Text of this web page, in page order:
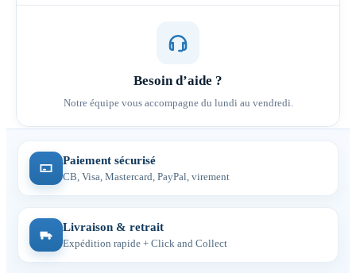
Besoin d’aide ?
Notre équipe vous accompagne du lundi au vendredi.
Paiement sécurisé
CB, Visa, Mastercard, PayPal, virement
Livraison & retrait
Expédition rapide + Click and Collect